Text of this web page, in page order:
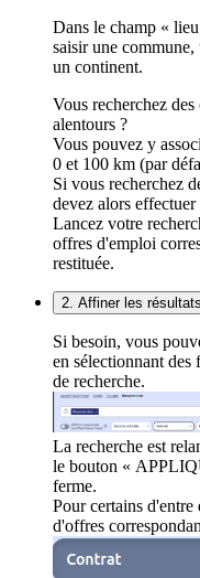
Dans le champ «
saisir une
un continent.
Vous recherchez
alentours ?
Vous pouvez y
0 et 100 km (par
Si vous recherchez
devez alors effectuer
Lancez votre
offres d'emploi
restituée.
2. Affiner les
Si besoin, vous
en sélectionnant des
de recherche.
La recherche est
le bouton «
ferme.
Pour certains
d'offres